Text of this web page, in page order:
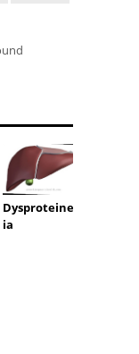
Dysproteinem
ia